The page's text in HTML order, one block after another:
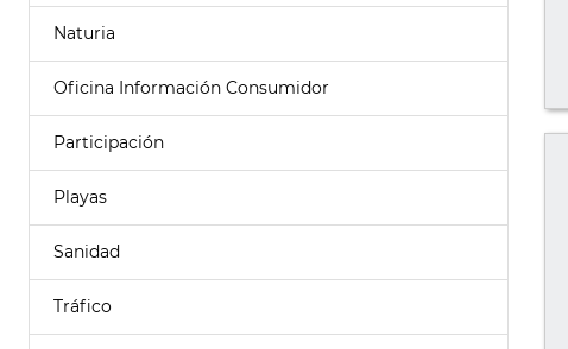
Naturia
Oficina Información Consumidor
Participación
Playas
Sanidad
Tráfico